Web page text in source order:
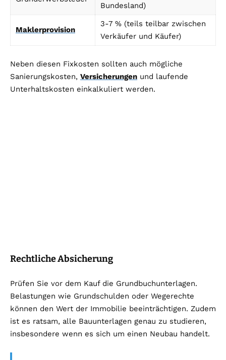
Bundesland)
Maklerprovision
3-7 % (teils teilbar zwischen
Verkäufer und Käufer)
Neben diesen Fixkosten sollten auch mögliche
Sanierungskosten, Versicherungen und laufende
Unterhaltskosten einkalkuliert werden.
Rechtliche Absicherung
Prüfen Sie vor dem Kauf die Grundbuchunterlagen.
Belastungen wie Grundschulden oder Wegerechte
können den Wert der Immobilie beeinträchtigen. Zudem
ist es ratsam, alle Bauunterlagen genau zu studieren,
insbesondere wenn es sich um einen Neubau handelt.